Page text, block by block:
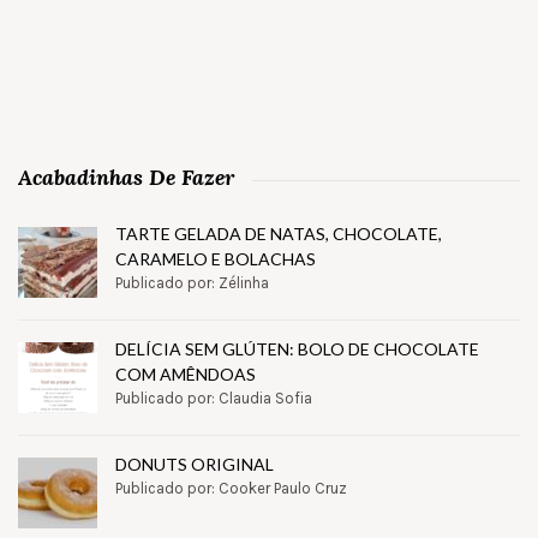
Acabadinhas De Fazer
TARTE GELADA DE NATAS, CHOCOLATE,
CARAMELO E BOLACHAS
Publicado por: Zélinha
DELÍCIA SEM GLÚTEN: BOLO DE CHOCOLATE
COM AMÊNDOAS
Publicado por: Claudia Sofia
DONUTS ORIGINAL
Publicado por: Cooker Paulo Cruz